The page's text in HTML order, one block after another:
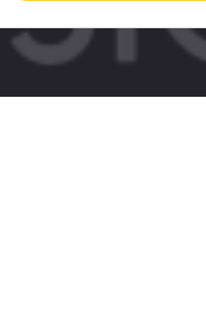
n